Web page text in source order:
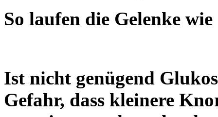
So laufen die Gelenke
Ist nicht genügend
Gefahr, dass kleinere